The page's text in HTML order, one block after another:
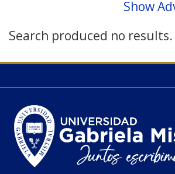
Show
Search produced no results.